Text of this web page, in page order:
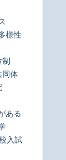
様性
同体
ある
入試